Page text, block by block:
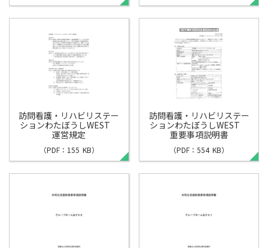
訪問看護・リハビリステー
ションわたぼうしWEST
運営規定
（PDF：155 KB）
訪問看護・リハビリステー
ションわたぼうしWEST
重要事項説明書
（PDF：554 KB）